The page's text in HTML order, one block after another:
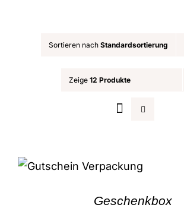
Sortieren nach Standardsortierung
Zeige 12 Produkte
Geschenkbox